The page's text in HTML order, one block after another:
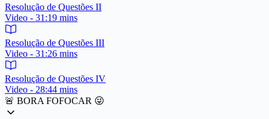
Resolução de Questões II
Video - 31:19 mins
Resolução de Questões III
Video - 31:26 mins
Resolução de Questões IV
Video - 28:44 mins
🚨 BORA FOFOCAR 😜